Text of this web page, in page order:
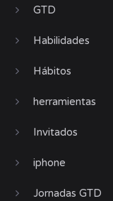
GTD
Habilidades
Hábitos
herramientas
Invitados
iphone
Jornadas GTD